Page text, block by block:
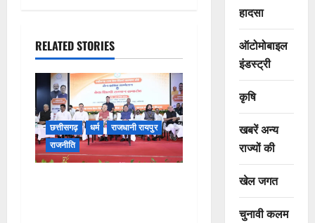
RELATED STORIES
छत्तीसगढ़ धर्म
राजधानी रायपुर
राजनीति
हादसा
ऑटोमोबाइल
इंडस्ट्री
कृषि
खबरें अन्य
राज्यों की
खेल जगत
चुनावी कलम